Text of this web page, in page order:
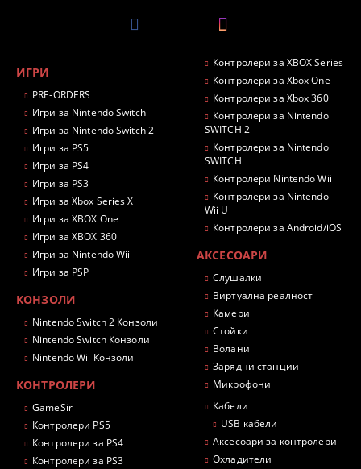
ИГРИ
PRE-ORDERS
Игри за Nintendo Switch
Игри за Nintendo Switch 2
Игри за PS5
Игри за PS4
Игри за PS3
Игри за Xbox Series X
Игри за XBOX One
Игри за XBOX 360
Игри за Nintendo Wii
Игри за PSP
КОНЗОЛИ
Nintendo Switch 2 Конзоли
Nintendo Switch Конзоли
Nintendo Wii Конзоли
КОНТРОЛЕРИ
GameSir
Контролери PS5
Контролери за PS4
Контролери за PS3
Контролери за XBOX Series
Контролери за Xbox One
Контролери за Xbox 360
Контролери за Nintendo
SWITCH 2
Контролери за Nintendo
SWITCH
Контролери Nintendo Wii
Контролери за Nintendo
Wii U
Контролери за Android/iOS
АКСЕСОАРИ
Слушалки
Виртуална реалност
Камери
Стойки
Волани
Зарядни станции
Микрофони
Кабели
USB кабели
Аксесоари за контролери
Охладители